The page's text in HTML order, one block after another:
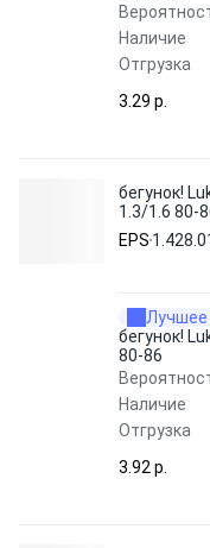
Наличие
Отгрузка
3.29 p.
бегунок!
1.3/1.6 80-
EPS
бегунок!
80-86
Наличие
Отгрузка
3.92 p.